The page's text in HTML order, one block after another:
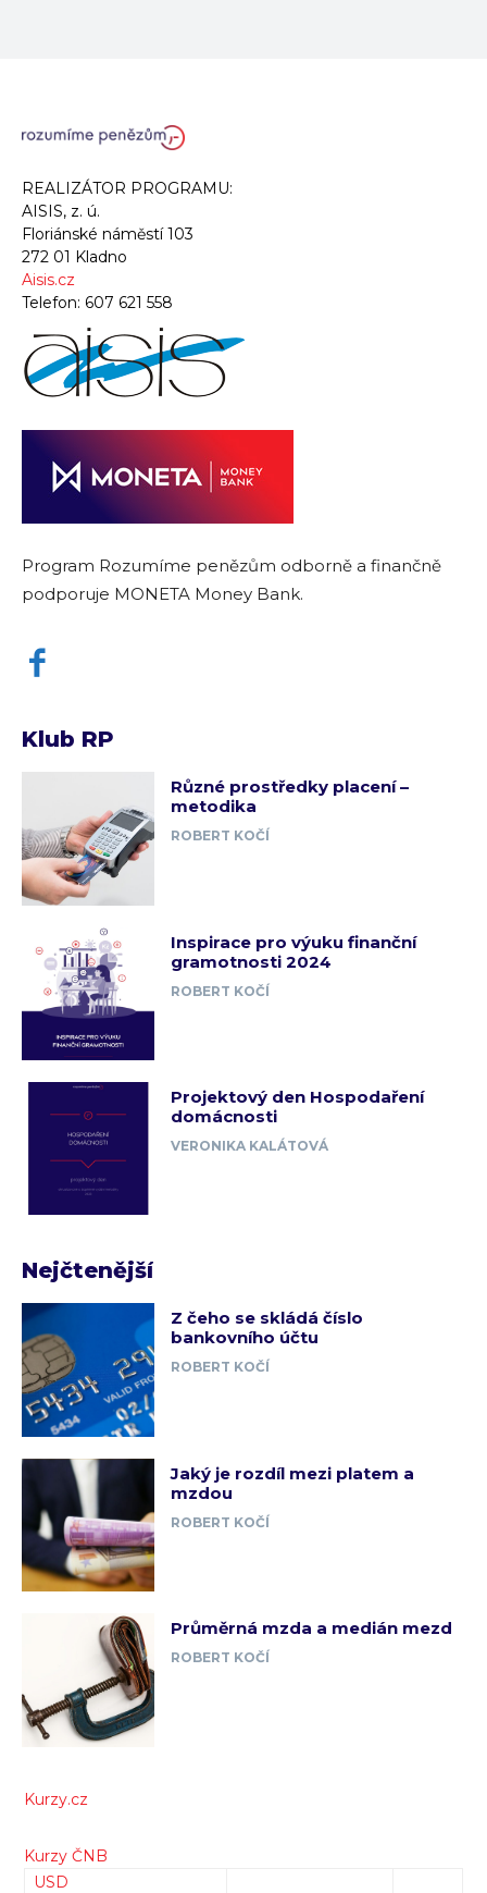
REALIZÁTOR PROGRAMU:
AISIS, z. ú.
Floriánské náměstí 103
272 01 Kladno
Aisis.cz
Telefon: 607 621 558
Program Rozumíme penězům odborně a finančně
podporuje MONETA Money Bank.
Klub RP
Různé prostředky placení –
metodika
ROBERT KOČÍ
Inspirace pro výuku finanční
gramotnosti 2024
ROBERT KOČÍ
Projektový den Hospodaření
domácnosti
VERONIKA KALÁTOVÁ
Nejčtenější
Z čeho se skládá číslo
bankovního účtu
ROBERT KOČÍ
Jaký je rozdíl mezi platem a
mzdou
ROBERT KOČÍ
Průměrná mzda a medián mezd
ROBERT KOČÍ
Kurzy.cz
Kurzy ČNB
USD